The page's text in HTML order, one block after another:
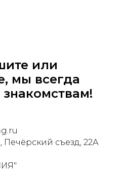
или
мы всегда
съезд, 22А